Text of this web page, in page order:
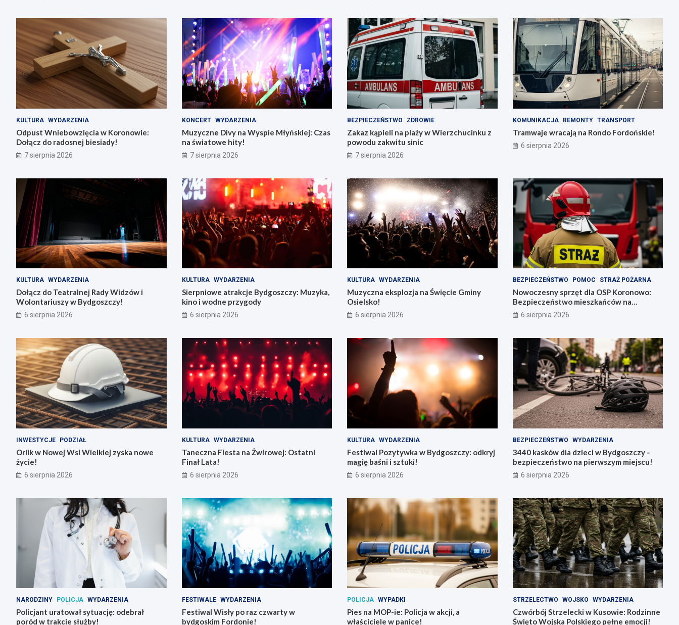
KULTURA WYDARZENIA
Odpust Wniebowzięcia w Koronowie:
Dołącz do radosnej biesiady!
7 sierpnia 2026
KONCERT WYDARZENIA
Muzyczne Divy na Wyspie Młyńskiej: Czas
na światowe hity!
7 sierpnia 2026
BEZPIECZEŃSTWO ZDROWIE
Zakaz kąpieli na plaży w Wierzchucinku z
powodu zakwitu sinic
7 sierpnia 2026
KOMUNIKACJA REMONTY TRANSPORT
Tramwaje wracają na Rondo Fordońskie!
6 sierpnia 2026
KULTURA WYDARZENIA
Dołącz do Teatralnej Rady Widzów i
Wolontariuszy w Bydgoszczy!
6 sierpnia 2026
KULTURA WYDARZENIA
Sierpniowe atrakcje Bydgoszczy: Muzyka,
kino i wodne przygody
6 sierpnia 2026
KULTURA WYDARZENIA
Muzyczna eksplozja na Święcie Gminy
Osielsko!
6 sierpnia 2026
BEZPIECZEŃSTWO POMOC STRAŻ POŻARNA
Nowoczesny sprzęt dla OSP Koronowo:
Bezpieczeństwo mieszkańców na
pierwszym miejscu!
6 sierpnia 2026
INWESTYCJE PODZIAŁ
Orlik w Nowej Wsi Wielkiej zyska nowe
życie!
6 sierpnia 2026
KULTURA WYDARZENIA
Taneczna Fiesta na Żwirowej: Ostatni
Finał Lata!
6 sierpnia 2026
KULTURA WYDARZENIA
Festiwal Pozytywka w Bydgoszczy: odkryj
magię baśni i sztuki!
6 sierpnia 2026
BEZPIECZEŃSTWO WYDARZENIA
3440 kasków dla dzieci w Bydgoszczy –
bezpieczeństwo na pierwszym miejscu!
6 sierpnia 2026
NARODZINY POLICJA WYDARZENIA
Policjant uratował sytuację: odebrał
poród w trakcie służby!
FESTIWALE WYDARZENIA
Festiwal Wisły po raz czwarty w
bydgoskim Fordonie!
POLICJA WYPADKI
Pies na MOP-ie: Policja w akcji, a
właściciele w panice!
STRZELECTWO WOJSKO WYDARZENIA
Czwórbój Strzelecki w Kusowie: Rodzinne
Święto Wojska Polskiego pełne emocji!